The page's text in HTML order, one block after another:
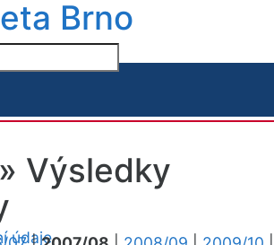
Brno
údaje
Výsledky